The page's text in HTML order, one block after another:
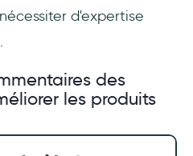
d'expertise
des
les produits